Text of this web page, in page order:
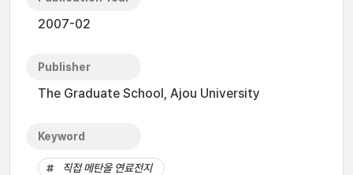
2007-02
Publisher
The Graduate School, Ajou University
Keyword
직접 메탄올 연료전지